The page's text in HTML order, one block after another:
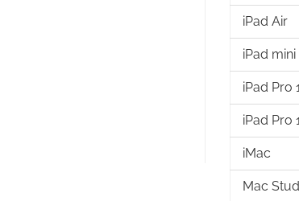
iPad Air
iPad mini
iPad Pro
iPad Pro
iMac
Mac